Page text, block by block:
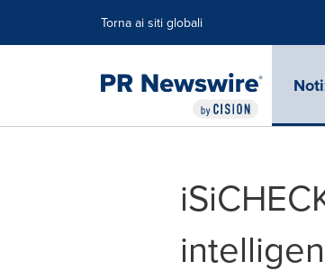
Torna ai siti globali